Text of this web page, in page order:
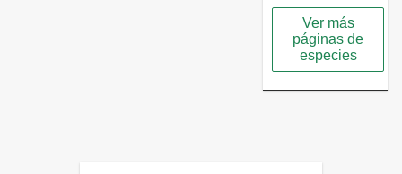
Ver más
páginas de
especies